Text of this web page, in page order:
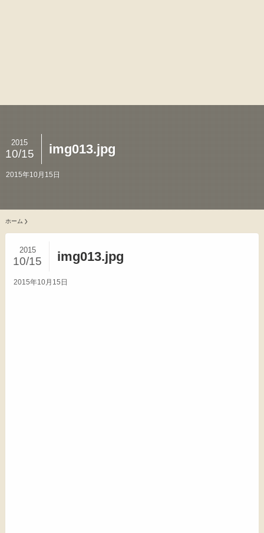
img013.jpg
2015
10/15
2015年10月15日
ホーム
img013.jpg
2015
10/15
2015年10月15日